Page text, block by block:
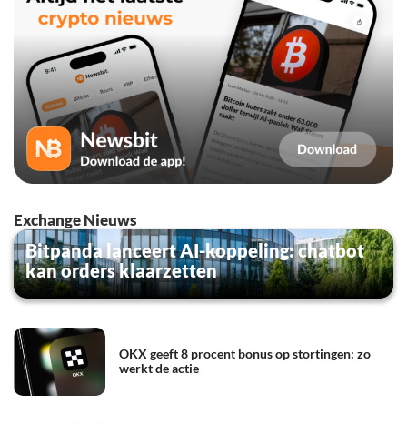
Exchange Nieuws
Bitpanda lanceert AI-koppeling: chatbot
kan orders klaarzetten
OKX geeft 8 procent bonus op stortingen: zo
werkt de actie